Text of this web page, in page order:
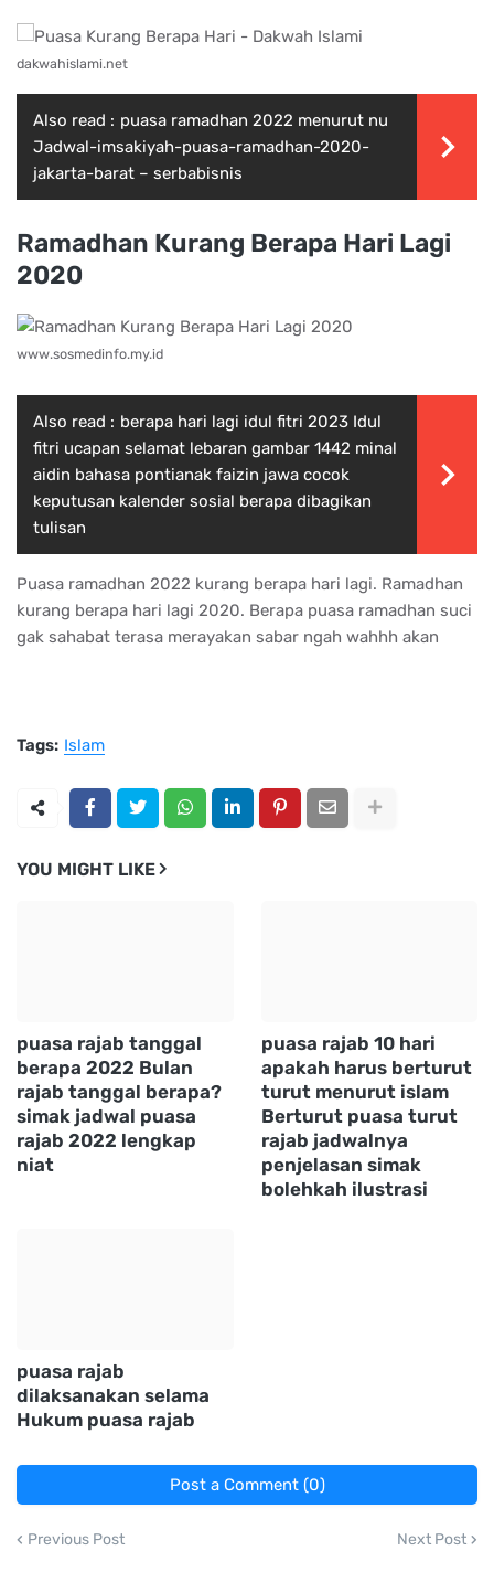
dakwahislami.net
Also read : puasa ramadhan 2022 menurut nu
Jadwal-imsakiyah-puasa-ramadhan-2020-
jakarta-barat – serbabisnis
Ramadhan Kurang Berapa Hari Lagi
2020
www.sosmedinfo.my.id
Also read : berapa hari lagi idul fitri 2023 Idul
fitri ucapan selamat lebaran gambar 1442 minal
aidin bahasa pontianak faizin jawa cocok
keputusan kalender sosial berapa dibagikan
tulisan
Puasa ramadhan 2022 kurang berapa hari lagi. Ramadhan
kurang berapa hari lagi 2020. Berapa puasa ramadhan suci
gak sahabat terasa merayakan sabar ngah wahhh akan
Tags: Islam
YOU MIGHT LIKE
puasa rajab tanggal
berapa 2022 Bulan
rajab tanggal berapa?
simak jadwal puasa
rajab 2022 lengkap
niat
puasa rajab 10 hari
apakah harus berturut
turut menurut islam
Berturut puasa turut
rajab jadwalnya
penjelasan simak
bolehkah ilustrasi
puasa rajab
dilaksanakan selama
Hukum puasa rajab
Post a Comment (0)
Previous Post Next Post